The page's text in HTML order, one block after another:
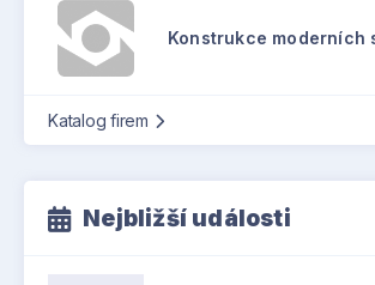
Konstrukce moderních
Katalog firem
Nejbližší události